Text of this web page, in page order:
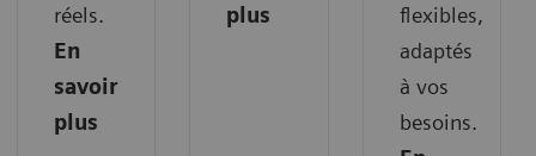
réels.
En
savoir
plus
plus
flexibles,
adaptés
à vos
besoins.